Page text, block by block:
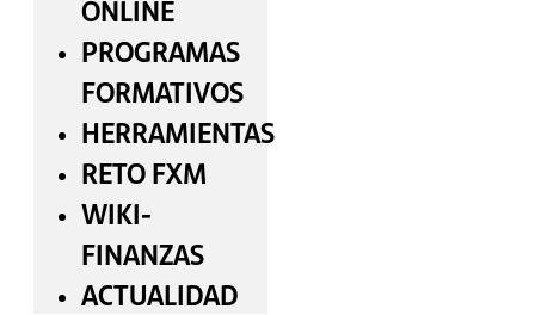
ONLINE
PROGRAMAS
FORMATIVOS
HERRAMIENTAS
RETO FXM
WIKI-
FINANZAS
ACTUALIDAD